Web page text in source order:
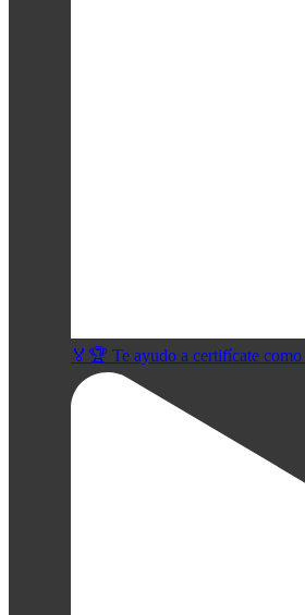
🏅🏆 Te ayudo a certifícate